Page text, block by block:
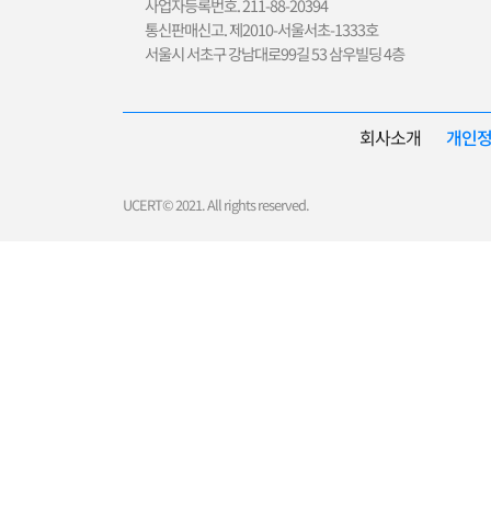
사업자등록번호. 211-88-20394
통신판매신고. 제2010-서울서초-1333호
서울시 서초구 강남대로99길 53 삼우빌딩 4층
회사소개 개인
UCERT© 2021. All rights reserved.